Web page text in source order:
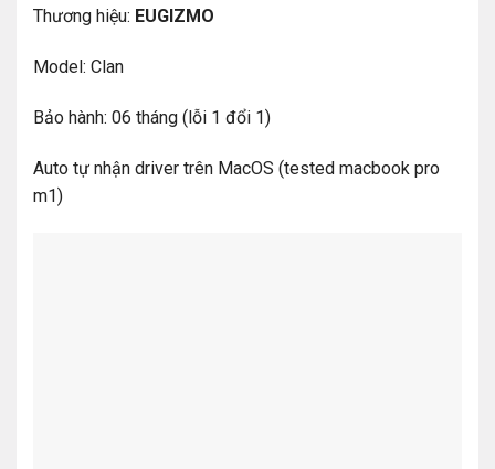
Thương hiệu: EUGIZMO
Model: Clan
Bảo hành: 06 tháng (lỗi 1 đổi 1)
Auto tự nhận driver trên MacOS (tested macbook pro
m1)